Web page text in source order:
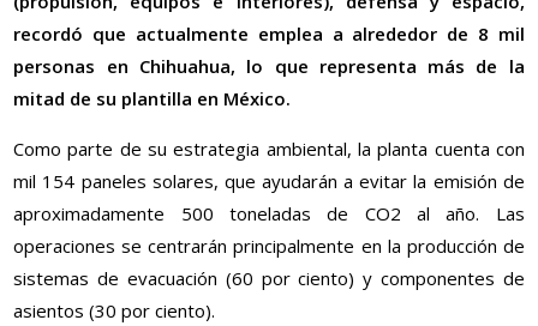
recordó que actualmente emplea a alrededor de 8 mil
personas en Chihuahua, lo que representa más de la
mitad de su plantilla en México.
Como parte de su estrategia ambiental, la planta cuenta con
mil 154 paneles solares, que ayudarán a evitar la emisión de
aproximadamente 500 toneladas de CO2 al año. Las
operaciones se centrarán principalmente en la producción de
sistemas de evacuación (60 por ciento) y componentes de
asientos (30 por ciento).